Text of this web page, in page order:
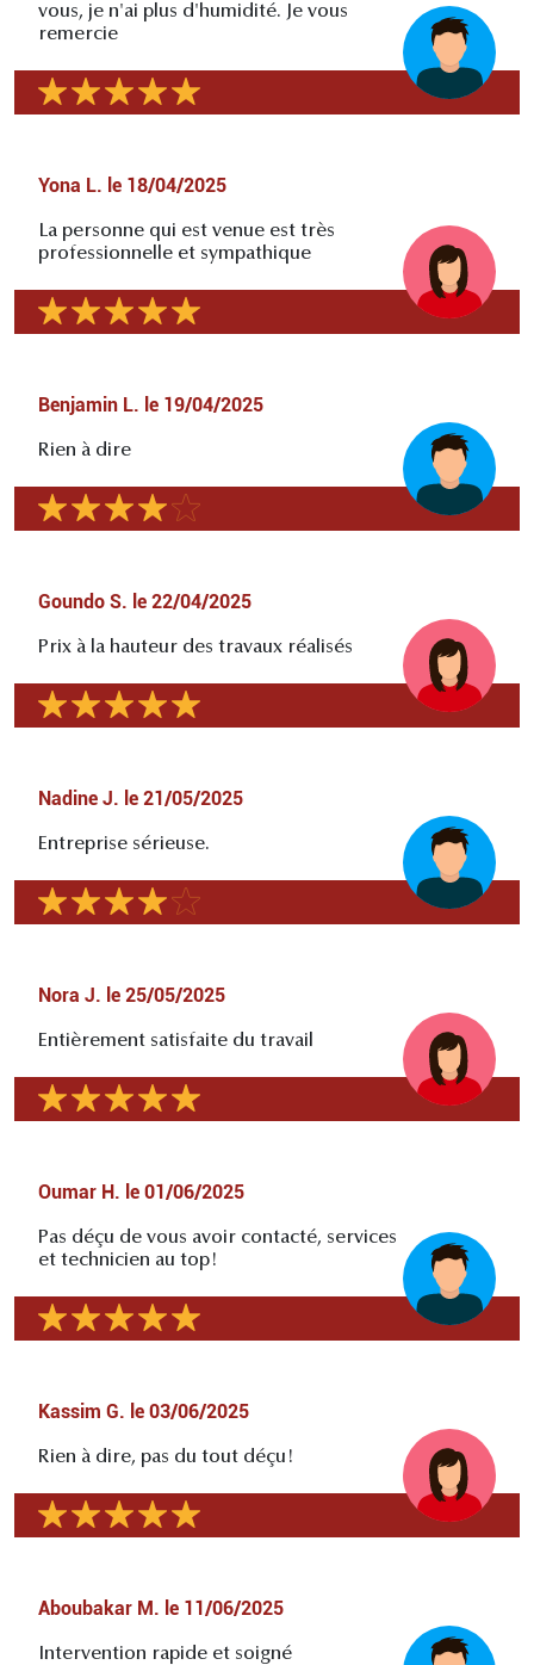
vous, je n'ai plus d'humidité. Je vous
remercie
Yona L. le 18/04/2025
La personne qui est venue est très
professionnelle et sympathique
Benjamin L. le 19/04/2025
Rien à dire
Goundo S. le 22/04/2025
Prix à la hauteur des travaux réalisés
Nadine J. le 21/05/2025
Entreprise sérieuse.
Nora J. le 25/05/2025
Entièrement satisfaite du travail
Oumar H. le 01/06/2025
Pas déçu de vous avoir contacté, services
et technicien au top!
Kassim G. le 03/06/2025
Rien à dire, pas du tout déçu!
Aboubakar M. le 11/06/2025
Intervention rapide et soigné